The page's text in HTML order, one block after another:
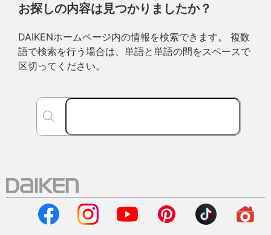
お探しの内容は見つかりましたか？
DAIKENホームページ内の情報を検索できます。 複数
語で検索を行う場合は、単語と単語の間をスペースで
区切ってください。